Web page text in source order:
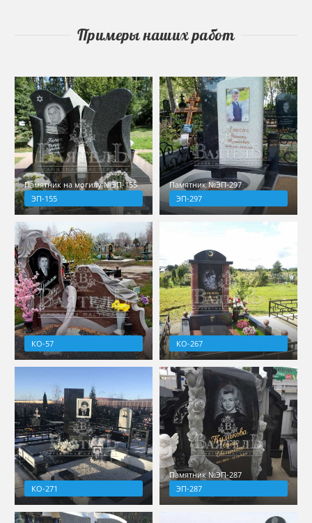
Примеры наших работ
Памятник на могилу №ЭП-155
ЭП-155
Памятник №ЭП-297
ЭП-297
КО-57 КО-267
КО-271
Памятник №ЭП-287
ЭП-287